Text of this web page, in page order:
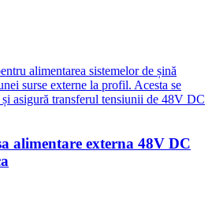
alimentare externa 48V DC